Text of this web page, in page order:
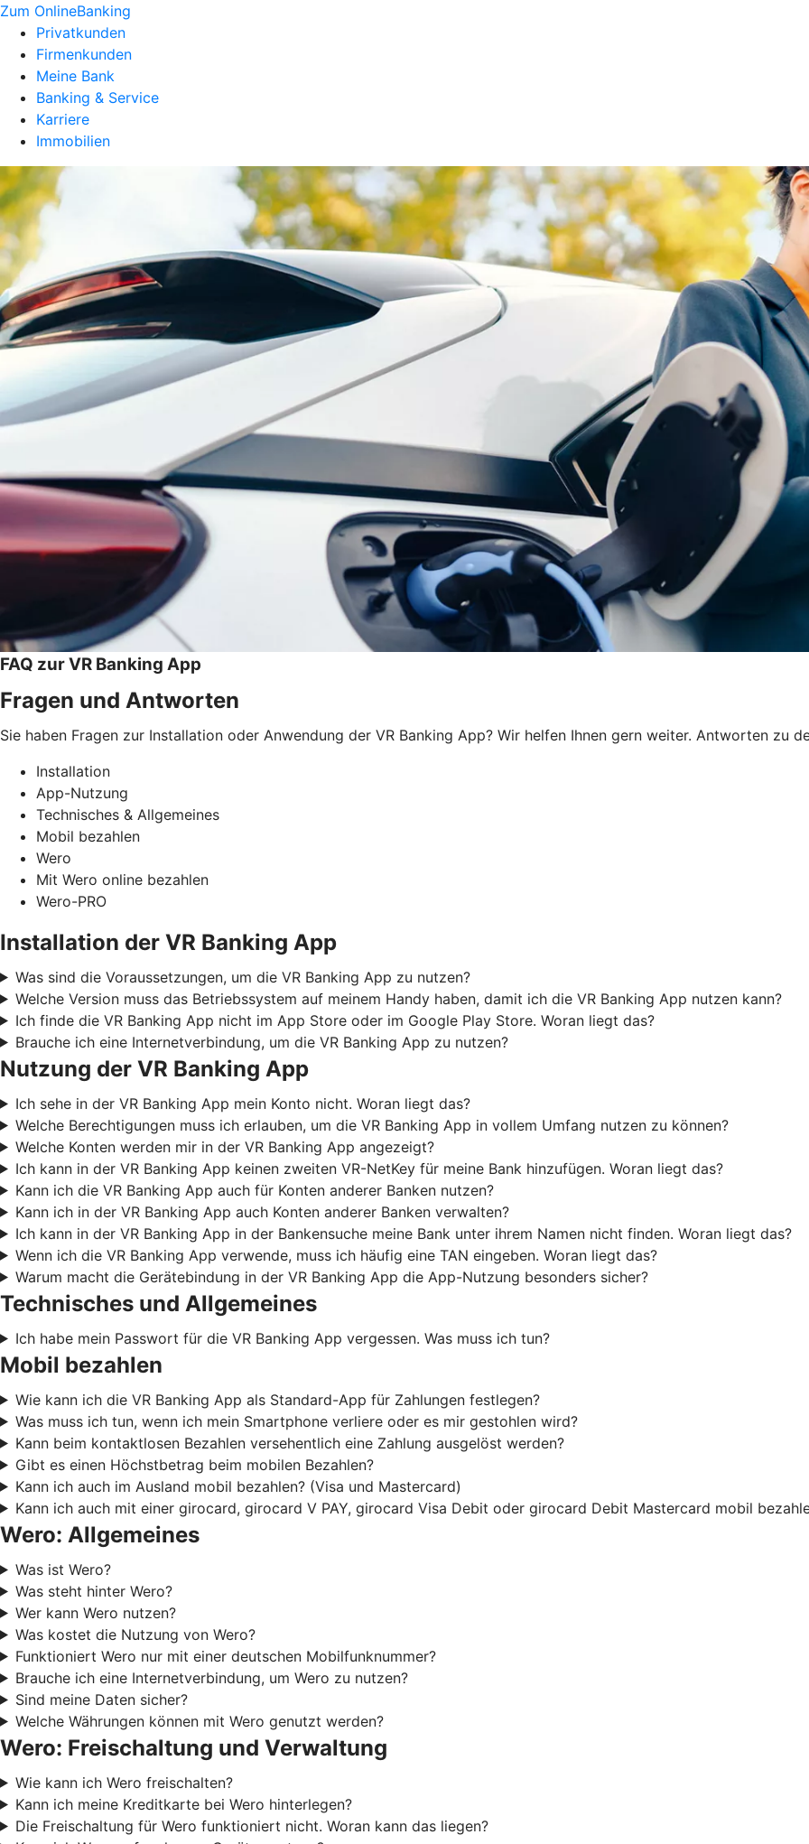
Zum OnlineBanking
Privatkunden
Firmenkunden
Meine Bank
Banking & Service
Karriere
Immobilien
FAQ zur VR Banking App
Fragen und Antworten
Sie haben Fragen zur Installation oder Anwendung der VR Banking App? Wir helfen Ihnen gern weiter. Antworten zu
Installation
App-Nutzung
Technisches & Allgemeines
Mobil bezahlen
Wero
Mit Wero online bezahlen
Wero-PRO
Installation der VR Banking App
Was sind die Voraussetzungen, um die VR Banking App zu nutzen?
Welche Version muss das Betriebssystem auf meinem Handy haben, damit ich die VR Banking App nutzen kann?
Ich finde die VR Banking App nicht im App Store oder im Google Play Store. Woran liegt das?
Brauche ich eine Internetverbindung, um die VR Banking App zu nutzen?
Nutzung der VR Banking App
Ich sehe in der VR Banking App mein Konto nicht. Woran liegt das?
Welche Berechtigungen muss ich erlauben, um die VR Banking App in vollem Umfang nutzen zu können?
Welche Konten werden mir in der VR Banking App angezeigt?
Ich kann in der VR Banking App keinen zweiten VR-NetKey für meine Bank hinzufügen. Woran liegt das?
Kann ich die VR Banking App auch für Konten anderer Banken nutzen?
Kann ich in der VR Banking App auch Konten anderer Banken verwalten?
Ich kann in der VR Banking App in der Bankensuche meine Bank unter ihrem Namen nicht finden. Woran liegt das?
Wenn ich die VR Banking App verwende, muss ich häufig eine TAN eingeben. Woran liegt das?
Warum macht die Gerätebindung in der VR Banking App die App-Nutzung besonders sicher?
Technisches und Allgemeines
Ich habe mein Passwort für die VR Banking App vergessen. Was muss ich tun?
Mobil bezahlen
Wie kann ich die VR Banking App als Standard-App für Zahlungen festlegen?
Was muss ich tun, wenn ich mein Smartphone verliere oder es mir gestohlen wird?
Kann beim kontaktlosen Bezahlen versehentlich eine Zahlung ausgelöst werden?
Gibt es einen Höchstbetrag beim mobilen Bezahlen?
Kann ich auch im Ausland mobil bezahlen? (Visa und Mastercard)
Kann ich auch mit einer girocard, girocard V PAY, girocard Visa Debit oder girocard Debit Mastercard mobil
Wero: Allgemeines
Was ist Wero?
Was steht hinter Wero?
Wer kann Wero nutzen?
Was kostet die Nutzung von Wero?
Funktioniert Wero nur mit einer deutschen Mobilfunknummer?
Brauche ich eine Internetverbindung, um Wero zu nutzen?
Sind meine Daten sicher?
Welche Währungen können mit Wero genutzt werden?
Wero: Freischaltung und Verwaltung
Wie kann ich Wero freischalten?
Kann ich meine Kreditkarte bei Wero hinterlegen?
Die Freischaltung für Wero funktioniert nicht. Woran kann das liegen?